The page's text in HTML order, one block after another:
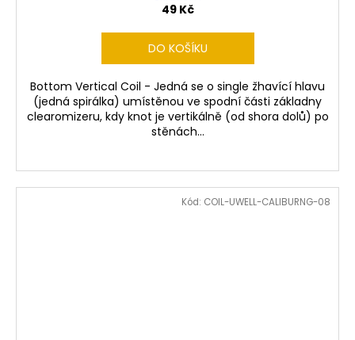
49 Kč
DO KOŠÍKU
Bottom Vertical Coil - Jedná se o single žhavící hlavu
(jedná spirálka) umístěnou ve spodní části základny
clearomizeru, kdy knot je vertikálně (od shora dolů) po
stěnách...
Kód: COIL-UWELL-CALIBURNG-08